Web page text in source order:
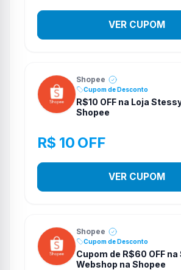
VER CUPOM
Shopee
Cupom de Desconto
R$10 OFF na Loja
Shopee
R$ 10 OFF
VER CUPOM
Shopee
Cupom de Desconto
Cupom de R$60 OFF
Webshop na Shopee